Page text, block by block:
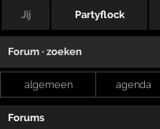
Jij Partyflock
Forum · zoeken
algemeen agenda
Forums